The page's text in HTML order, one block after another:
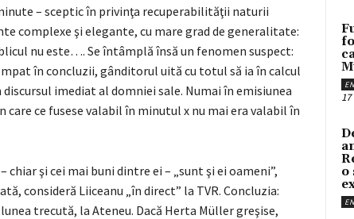
– sceptic în privinţa recuperabilităţii naturii
complexe şi elegante, cu mare grad de generalitate:
nu este…. Se întâmplă însă un fenomen suspect:
în concluzii, gânditorul uită cu totul să ia în calcul
imediat al domniei sale. Numai în emisiunea
care ce fusese valabil în minutul x nu mai era valabil în
şi cei mai buni dintre ei – „sunt şi ei oameni”,
consideră Liiceanu „în direct” la TVR. Concluzia:
trecută, la Ateneu. Dacă Herta Müller greşise,
o